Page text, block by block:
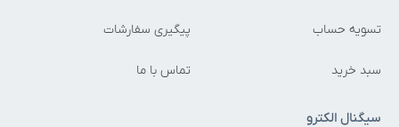
تسویه حساب
سبد خرید
پیگیری سفارشات
تماس با ما
سیگنال الکترو